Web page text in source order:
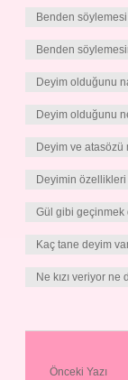
Benden
Benden
Deyim olduğunu
Deyim olduğunu
Deyim ve atasözü
Deyimin
Gül gibi geçinmek
Kaç tane deyim
Ne kızı veriyor
Önceki Yazı